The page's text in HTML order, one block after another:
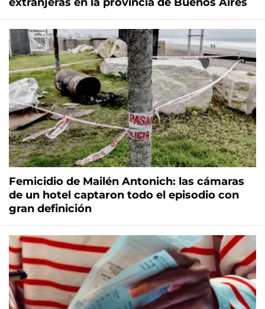
Femicidio de Mailén Antonich: las cámaras
de un hotel captaron todo el episodio con
gran definición